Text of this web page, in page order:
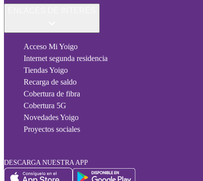
Acceso Mi Yoigo
Internet segunda residencia
Tiendas Yoigo
Recarga de saldo
Cobertura de fibra
Cobertura 5G
Novedades Yoigo
Proyectos sociales
DESCARGA NUESTRA APP